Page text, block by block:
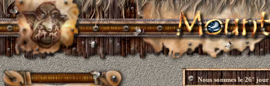
Nous sommes le26° jour